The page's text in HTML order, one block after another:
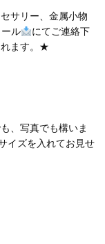
サリー、金属小物
ル
にてご連絡下
れます。★
、写真でも構いま
イズを入れてお見せ